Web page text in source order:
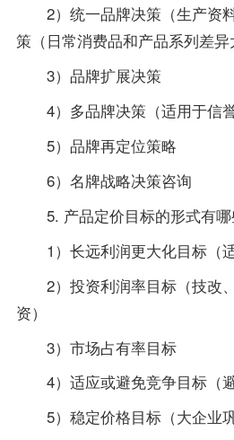
2）统一品牌决策（生产资
策（日常消费品和产品系列差异
3）品牌扩展决策
4）多品牌决策（适用于信誉
5）品牌再定位策略
6）名牌战略决策咨询
5. 产品定价目标的形式有哪
1）长远利润更大化目标（适
2）投资利润率目标（技改
资）
3）市场占有率目标
4）适应或避免竞争目标（避
5）稳定价格目标（大企业巩